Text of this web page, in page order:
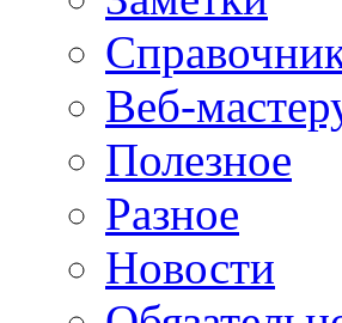
Веб-
Полезное
Разное
Новости